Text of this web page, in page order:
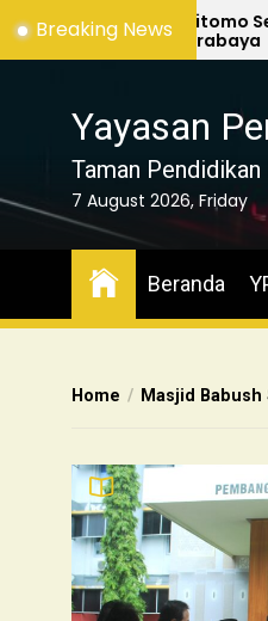
Breaking News
: Unitomo Selalu Ada Di
Pemkot Surabaya
Yayasan
Taman
7 August 2026, Friday
Beranda
Home Masjid